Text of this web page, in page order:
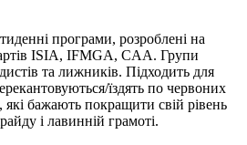
програми, розроблені на
ISIA, IFMGA, CAA. Групи
та лижників. Підходить для
їздять по червоних
бажають покращити свій рівень
і лавинній грамоті.